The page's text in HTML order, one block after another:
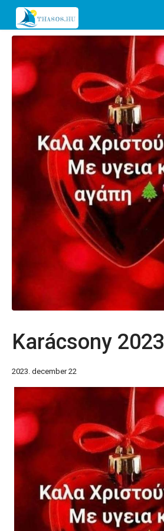
Karácsony 2023
2023. december 22